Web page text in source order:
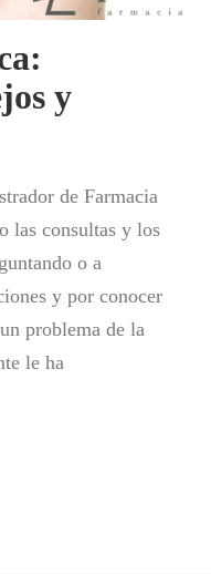
y
de Farmacia
las consultas y los
o a
y por conocer
problema de la
le ha